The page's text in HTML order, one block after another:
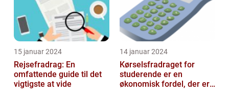
15 januar 2024
Rejsefradrag: En
omfattende guide til det
vigtigste at vide
14 januar 2024
Kørselsfradraget for
studerende er en
økonomisk fordel, der er